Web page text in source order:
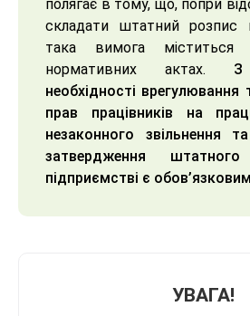
полягає в тому, що, попри
складати штатний розпис
така вимога міститься
нормативних актах. З
необхідності врегулювання
прав працівників на
незаконного звільнення
затвердження
підприємстві є
УВАГА!